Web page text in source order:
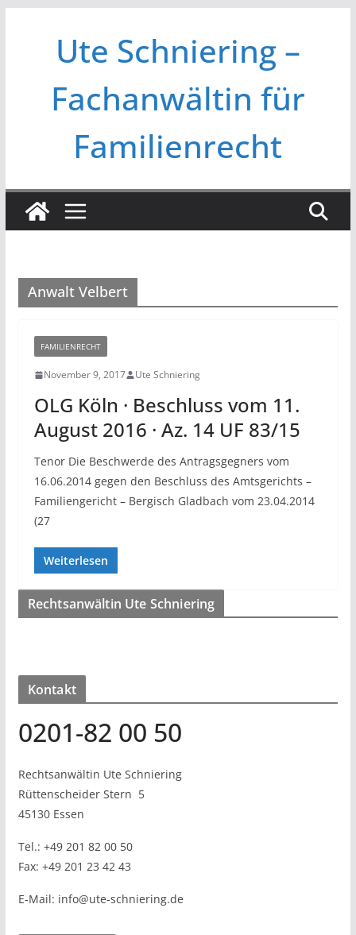
Ute Schniering –
Fachanwältin für
Familienrecht
Anwalt Velbert
FAMILIENRECHT
November 9, 2017 Ute Schniering
OLG Köln · Beschluss vom 11.
August 2016 · Az. 14 UF 83/15
Tenor Die Beschwerde des Antragsgegners vom
16.06.2014 gegen den Beschluss des Amtsgerichts –
Familiengericht – Bergisch Gladbach vom 23.04.2014
(27
Weiterlesen
Rechtsanwältin Ute Schniering
Kontakt
0201-82 00 50
Rechtsanwältin Ute Schniering
Rüttenscheider Stern 5
45130 Essen
Tel.: +49 201 82 00 50
Fax: +49 201 23 42 43
E-Mail: info@ute-schniering.de